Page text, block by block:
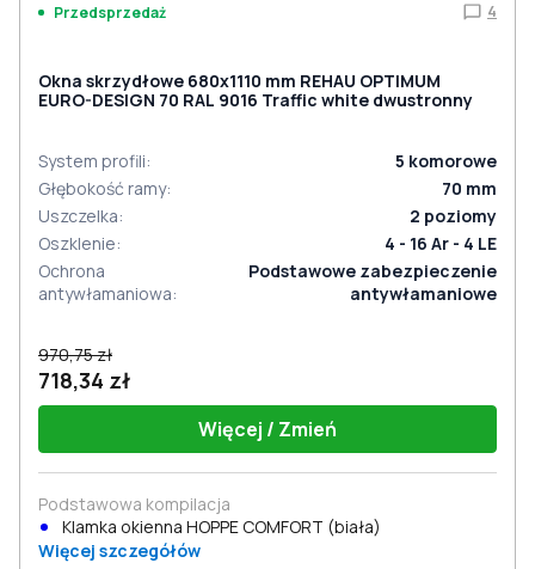
Przedsprzedaż 4
Okna skrzydłowe 680x1110 mm REHAU OPTIMUM
EURO-DESIGN 70 RAL 9016 Traffic white dwustronny
System profili: 5 komorowe
Głębokość ramy: 70 mm
Uszczelka: 2 poziomy
Oszklenie:
4 - 16 Ar - 4 LE
Ochrona
antywłamaniowa:
Podstawowe zabezpieczenie
antywłamaniowe
970,75 zł
718,34 zł
Więcej / Zmień
Podstawowa kompilacja
Klamka okienna HOPPE COMFORT (biała)
Więcej szczegółów